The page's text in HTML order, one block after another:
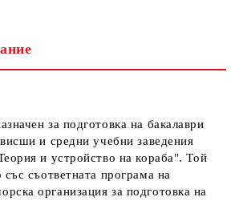
за подготовка на бакалаври
и средни учебни заведения
и устройство на кораба". Той
със съответната програма на
организация за подготовка на